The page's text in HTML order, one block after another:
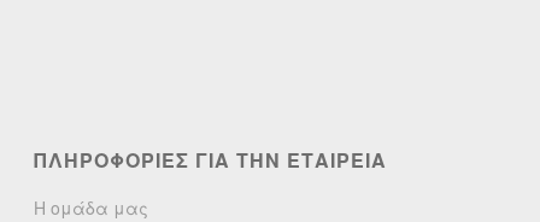
ΠΛΗΡΟΦΟΡΙΕΣ ΓΙΑ ΤΗΝ ΕΤΑΙΡΕΙΑ
Η ομάδα μας